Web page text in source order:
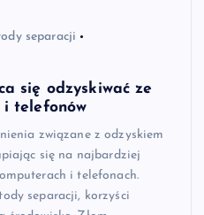
separacji
się odzyskiwać ze
i telefonów
związane z odzyskiem
się na najbardziej
i telefonach.
separacji, korzyści